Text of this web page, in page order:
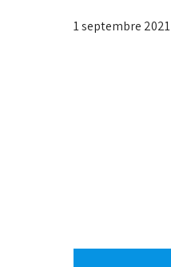
1 septembre 2021